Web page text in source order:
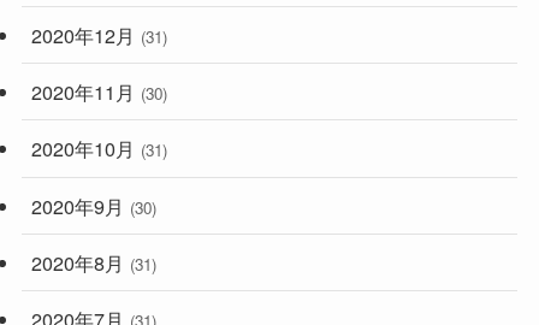
2020年12月 (31)
2020年11月 (30)
2020年10月 (31)
2020年9月 (30)
2020年8月 (31)
2020年7月